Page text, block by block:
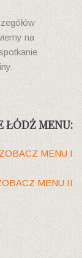
na
ŁÓDŹ MENU:
ZOBACZ MENU I
MENU II